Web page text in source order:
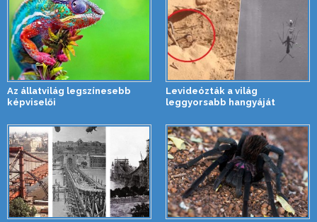
Az állatvilág legszínesebb
képviselői
Levideózták a világ
leggyorsabb hangyáját